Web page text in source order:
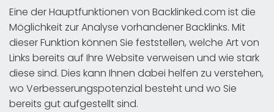
Eine der Hauptfunktionen von Backlinked.com ist die
Möglichkeit zur Analyse vorhandener Backlinks. Mit
dieser Funktion können Sie feststellen, welche Art von
Links bereits auf Ihre Website verweisen und wie stark
diese sind. Dies kann Ihnen dabei helfen zu verstehen,
wo Verbesserungspotenzial besteht und wo Sie
bereits gut aufgestellt sind.